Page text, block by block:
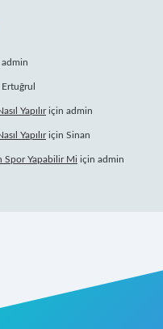
admin
Ertuğrul
Yapılıriçin admin
Yapılıriçin Sinan
Spor Yapabilir Mi için admin